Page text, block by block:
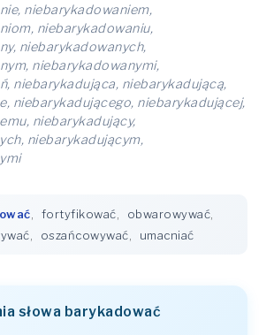
niebarykadowaniem,
niebarykadowaniu,
niebarykadowanych,
niebarykadowanymi,
niebarykadująca, niebarykadującą,
niebarykadującego, niebarykadującej,
niebarykadujący,
niebarykadującym,
fortyfikować obwarowywać
oszańcowywać umacniać
słowa barykadować